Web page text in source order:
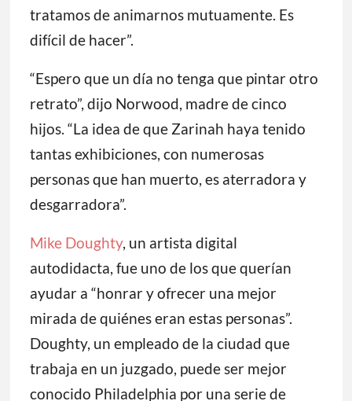
tratamos de animarnos mutuamente. Es
difícil de hacer”.
“Espero que un día no tenga que pintar otro
retrato”, dijo Norwood, madre de cinco
hijos. “La idea de que Zarinah haya tenido
tantas exhibiciones, con numerosas
personas que han muerto, es aterradora y
desgarradora”.
Mike Doughty, un artista digital
autodidacta, fue uno de los que querían
ayudar a “honrar y ofrecer una mejor
mirada de quiénes eran estas personas”.
Doughty, un empleado de la ciudad que
trabaja en un juzgado, puede ser mejor
conocido Philadelphia por una serie de